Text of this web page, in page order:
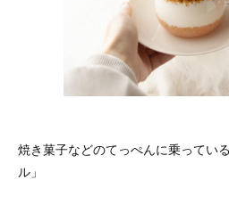
焼き菓子などのてっぺんに乗ってい
ル」